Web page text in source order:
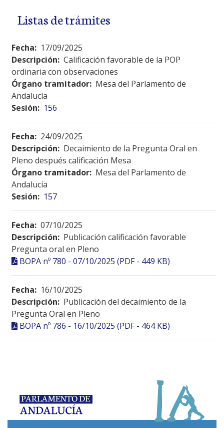
Listas de trámites
Fecha: 17/09/2025
Descripción: Calificación favorable de la POP
ordinaria con observaciones
Órgano tramitador: Mesa del Parlamento de
Andalucía
Sesión: 156
Fecha: 24/09/2025
Descripción: Decaimiento de la Pregunta Oral en
Pleno después calificación Mesa
Órgano tramitador: Mesa del Parlamento de
Andalucía
Sesión: 157
Fecha: 07/10/2025
Descripción: Publicación calificación favorable
Pregunta oral en Pleno
BOPA nº 780 - 07/10/2025 (PDF - 449 KB)
Fecha: 16/10/2025
Descripción: Publicación del decaimiento de la
Pregunta Oral en Pleno
BOPA nº 786 - 16/10/2025 (PDF - 464 KB)